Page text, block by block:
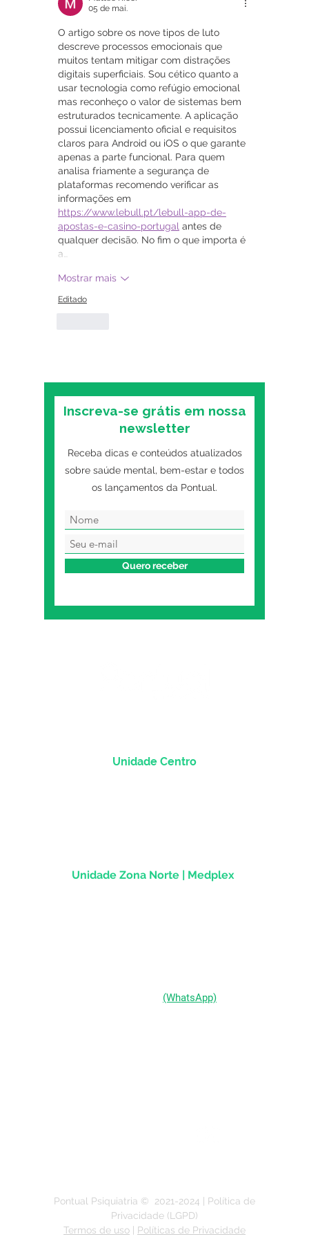
05 de mai.
O artigo sobre os nove tipos de luto
descreve processos emocionais que
muitos tentam mitigar com distrações
digitais superficiais. Sou cético quanto a
usar tecnologia como refúgio emocional
mas reconheço o valor de sistemas bem
estruturados tecnicamente. A aplicação
possui licenciamento oficial e requisitos
claros para Android ou iOS o que garante
apenas a parte funcional. Para quem
analisa friamente a segurança de
plataformas recomendo verificar as
informações em
https://www.lebull.pt/lebull-app-de-
apostas-e-casino-portugal antes de
qualquer decisão. No fim o que importa é
a…
Mostrar mais
Editado
Inscreva-se grátis em nossa
newsletter
Receba dicas e conteúdos atualizados
sobre saúde mental, bem-estar e todos
os lançamentos da Pontual.
Quero receber
Unidade Centro
Unidade Zona Norte | Medplex
(WhatsApp)
Pontual Psiquiatria © 2021-2024 | Política de
Privacidade (LGPD)
Termos de uso | Políticas de Privacidade